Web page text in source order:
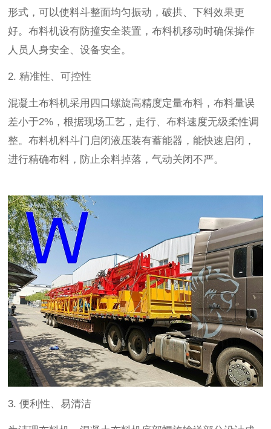
形式，可以使料斗整面均匀振动，破拱、下料效果更
好。布料机设有防撞安全装置，布料机移动时确保操作
人员人身安全、设备安全。
2.精准性、可控性
混凝土布料机采用四口螺旋高精度定量布料，布料量误
差小于2% ，根据现场工艺，走行、布料速度无级柔性调
整。布料机料斗门启闭液压装有蓄能器，能快速启闭，
进行精确布料，防止余料掉落，气动关闭不严。
3.便利性、易清洁